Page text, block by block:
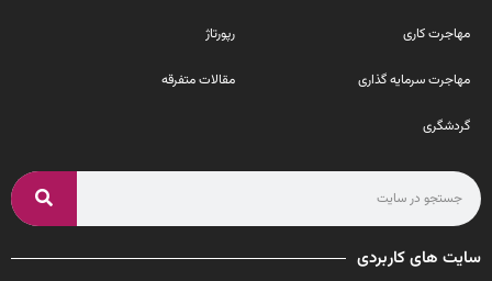
مهاجرت کاری
مهاجرت سرمایه گذاری
گردشگری
رپورتاژ
مقالات متفرقه
سایت های کاربردی